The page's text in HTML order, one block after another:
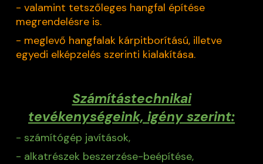
- valamint tetszőleges hangfal építése
megrendelésre is.
- meglevő hangfalak kárpitborítású, illetve
egyedi elképzelés szerinti kialakítása.
Számítástechnikai
tevékenységeink, igény szerint:
- számítógép javítások,
- alkatrészek beszerzése-beépítése,